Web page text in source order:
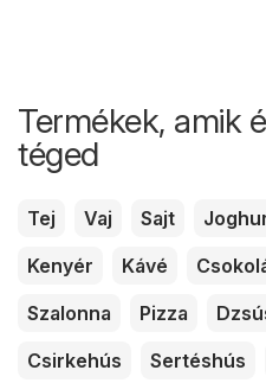
Termékek, amik
téged
Tej Vaj Sajt
Kenyér
Kávé
Szalonna
Pizza
Csirkehús
Sertéshús